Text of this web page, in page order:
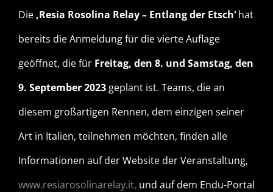
Die ‚Resia Rosolina Relay – Entlang der Etsch‘hat
bereits die Anmeldung für die vierte Auflage
geöffnet, die für Freitag, den 8. und Samstag, den
9. September 2023 geplant ist. Teams, die an
diesem großartigen Rennen, dem einzigen seiner
Art in Italien, teilnehmen möchten, finden alle
Informationen auf der Website der Veranstaltung,
www.resiarosolinarelay.it, und auf dem Endu-Portal